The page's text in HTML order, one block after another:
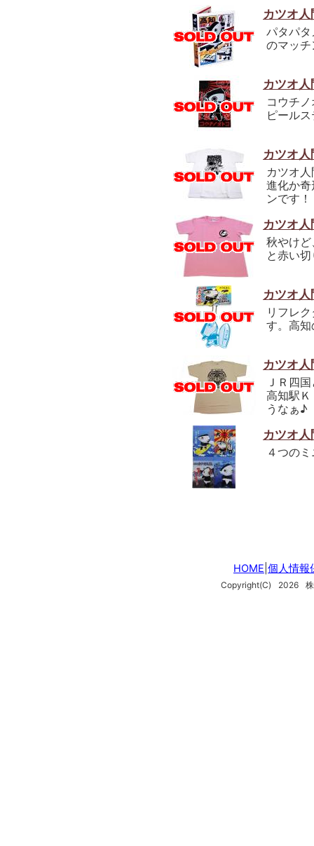
カツオ
パタパ
のマッ
カツオ
コウチ
ピール
カツオ
カツオ
進化か
ンです！
カツオ
秋やけ
と赤い
カツオ
リフレ
す。高
カツオ
ＪＲ四
高知駅
うなぁ♪
カツオ
４つの
HOME 個人情報
Copyright(C) 2026